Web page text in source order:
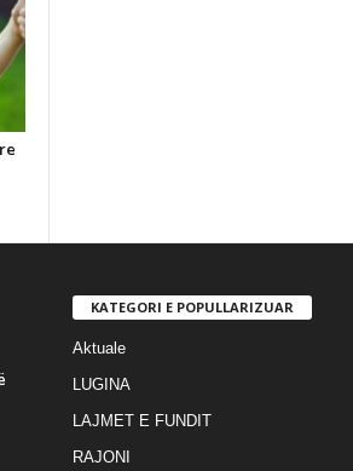
KATEGORI E POPULLARIZUAR
Aktuale
LUGINA
LAJMET E FUNDIT
RAJONI